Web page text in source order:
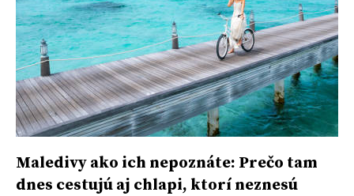
Maledivy ako ich nepoznáte: Prečo tam
dnes cestujú aj chlapi, ktorí neznesú